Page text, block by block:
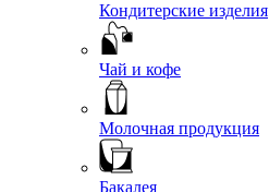
Кондитерские изделия
Чай и кофе
Молочная продукция
Бакалея